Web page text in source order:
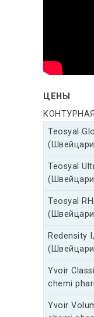
ЦЕНЫ
Teosyal
Teosyal
Teosyal
Redensity I,
Yvoir
chemi
Yvoir